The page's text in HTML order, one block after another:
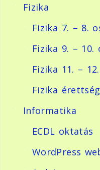
Fizika
Fizika 7. – 8.
Fizika 9. – 10.
Fizika 11. –
Fizika
Informatika
ECDL oktatás
WordPress